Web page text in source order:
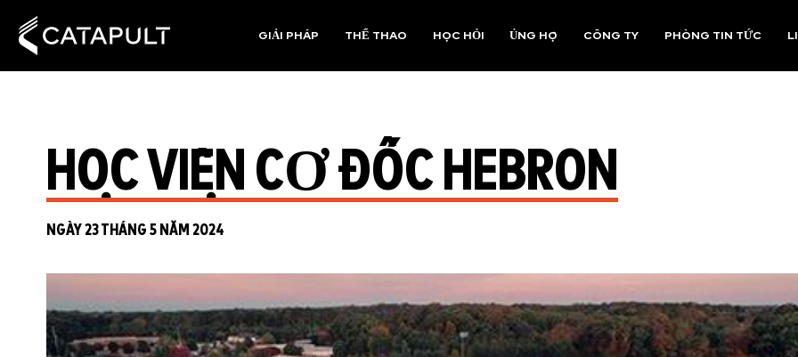
GIẢI PHÁP THỂ THAO HỌC HỎI ỦNG HỘ CÔNG TY PHÒNG TIN TỨC
HỌC VIỆN CƠ ĐỐC HEBRON
NGÀY 23 THÁNG 5 NĂM 2024